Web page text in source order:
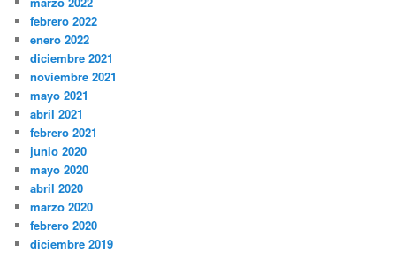
febrero 2022
enero 2022
diciembre 2021
noviembre 2021
mayo 2021
abril 2021
febrero 2021
junio 2020
mayo 2020
abril 2020
marzo 2020
febrero 2020
diciembre 2019